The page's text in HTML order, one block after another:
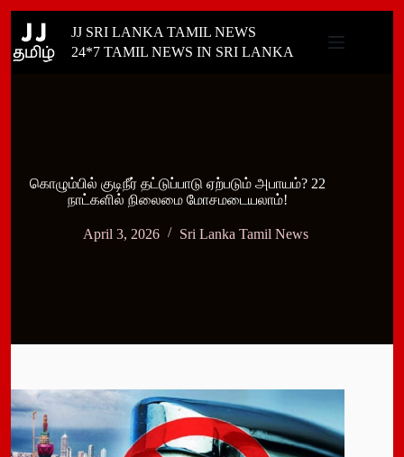
content
JJ SRI LANKA TAMIL NEWS
24*7 TAMIL NEWS IN SRI LANKA
கொழும்பில் குடிநீர் தட்டுப்பாடு ஏற்படும் அபாயம்? 22
நாட்களில் நிலைமை மோசமடையலாம்!
April 3, 2026 Sri Lanka Tamil News